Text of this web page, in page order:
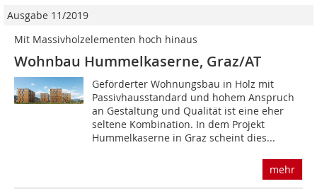
Ausgabe 11/2019
Mit Massivholzelementen hoch hinaus
Wohnbau Hummelkaserne, Graz/AT
Geförderter Wohnungsbau in Holz mit
Passivhausstandard und hohem Anspruch
an Gestaltung und Qualität ist eine eher
seltene Kombination. In dem Projekt
Hummelkaserne in Graz scheint dies...
mehr